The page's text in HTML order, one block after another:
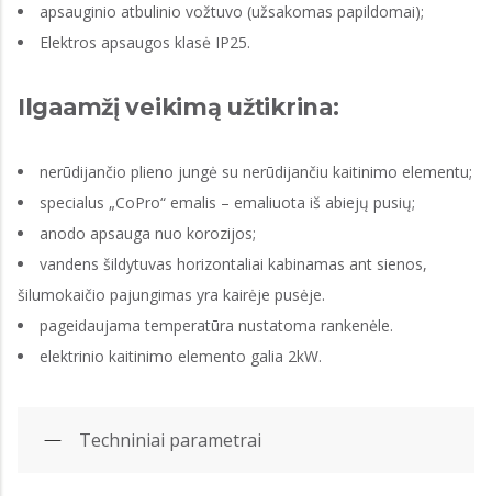
apsauginio atbulinio vožtuvo (užsakomas papildomai);
Elektros apsaugos klasė IP25.
Ilgaamžį veikimą užtikrina:
nerūdijančio plieno jungė su nerūdijančiu kaitinimo elementu;
specialus „CoPro“ emalis – emaliuota iš abiejų pusių;
anodo apsauga nuo korozijos;
vandens šildytuvas horizontaliai kabinamas ant sienos,
šilumokaičio pajungimas yra kairėje pusėje.
pageidaujama temperatūra nustatoma rankenėle.
elektrinio kaitinimo elemento galia 2kW.
Techniniai parametrai